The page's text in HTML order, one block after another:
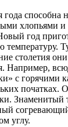
года
хлопьями
год
температуру.
столетия
Например,
с горячими
Знаменитый
углу.